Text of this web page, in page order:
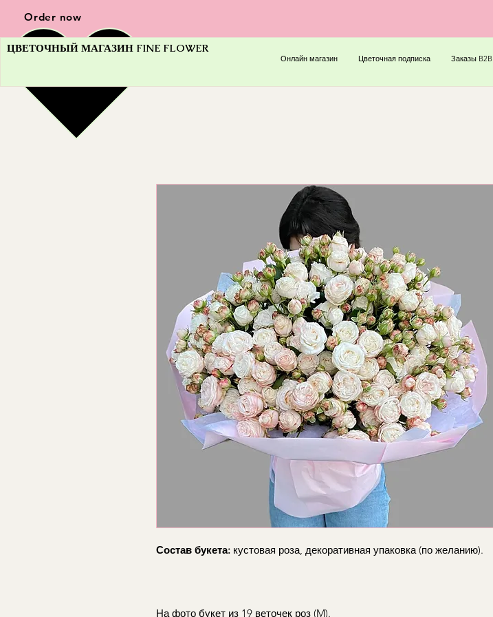
Order now
ЦВЕТОЧНЫЙ МАГАЗИН FINE FLOWER
Онлайн магазин Цветочная подписка Заказы B2B
Состав букета: кустовая роза, декоративная упаковка (по желанию).
На фото букет из 19 веточек роз (M).